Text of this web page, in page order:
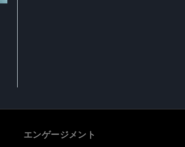
エンゲージメント